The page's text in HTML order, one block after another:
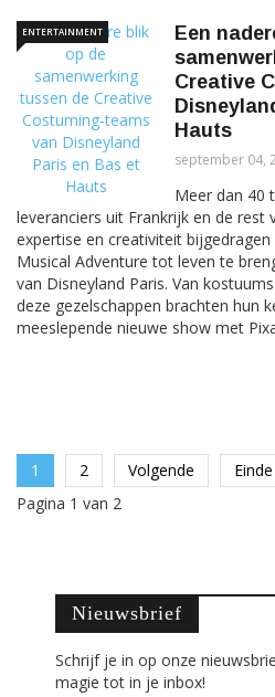
ENTERTAINMENT
Een
Creative
Hauts
september 04,
Meer dan 40
leveranciers uit Frankrijk en de rest
expertise en creativiteit
Musical Adventure tot leven te
van Disneyland Paris. Van
deze gezelschappen brachten hun
meeslepende nieuwe show met
1 2 Volgende
Einde
Pagina 1 van 2
Nieuwsbrief
Schrijf je in op onze
magie tot in je inbox!